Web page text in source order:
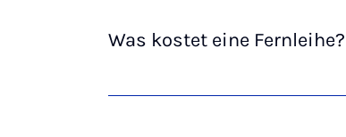
Was kostet eine Fernleihe?